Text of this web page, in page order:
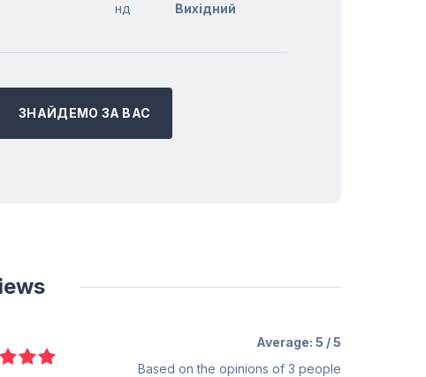
нд
Вихідний
ЗНАЙДЕМО ЗА ВАС
Average: 5 / 5
Based on the opinions of 3 people